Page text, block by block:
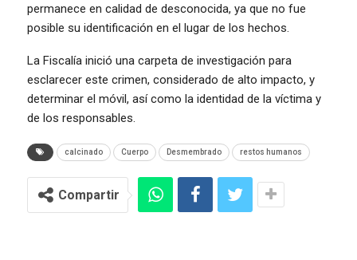
permanece en calidad de desconocida, ya que no fue
posible su identificación en el lugar de los hechos.
La Fiscalía inició una carpeta de investigación para
esclarecer este crimen, considerado de alto impacto, y
determinar el móvil, así como la identidad de la víctima y
de los responsables.
calcinado Cuerpo Desmembrado restos humanos
Compartir